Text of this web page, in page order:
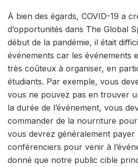
À bien des égards, COVID-19 a
d’opportunités dans The Global
début de la pandémie, il était
événements car les événements
très coûteux à organiser, en
étudiants. Par exemple, vous
vous ne pouvez pas en trouver
la durée de l’événement, vous
commander de la nourriture
vous devrez généralement
conférenciers pour venir à
donné que notre public cible